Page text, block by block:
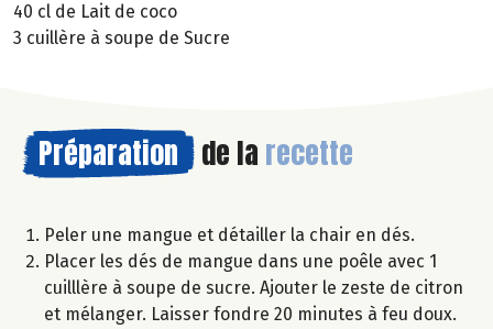
40 cl de Lait de coco
3 cuillère à soupe de Sucre
Préparation de la recette
Peler une mangue et détailler la chair en dés.
Placer les dés de mangue dans une poêle avec 1
cuilllère à soupe de sucre. Ajouter le zeste de citron
et mélanger. Laisser fondre 20 minutes à feu doux.